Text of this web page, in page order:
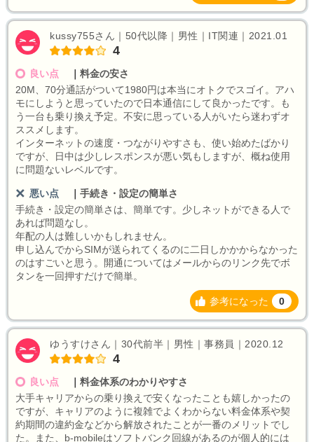
kussy755さん｜50代以降｜男性｜IT関連｜2021.01
4
良い点
料金の安さ
20M、70分通話がついて1980円は本当にオトクでスゴイ。アハ
モにしようと思っていたので日本通信にして良かったです。も
う一台も乗り換え予定。不安に思っている人がいたら迷わずオ
ススメします。
インターネットの速度・つながりやすさも、使い始めたばかり
ですが、日中は少しレスポンスが悪い気もしますが、概ね使用
に問題ないレベルです。
悪い点
手続き・設定の簡単さ
手続き・設定の簡単さは、簡単です。少しネットができる人で
あれば問題なし。
年配の人は難しいかもしれません。
申し込んでからSIMが送られてくるのに二日しかかからなかった
のはすごいと思う。開通についてはメールからのリンク先でボ
タンを一回押すだけで簡単。
参考になった 0
ゆうすけさん｜30代前半｜男性｜事務員｜2020.12
4
良い点
料金体系のわかりやすさ
大手キャリアからの乗り換えで安くなったことも嬉しかったの
ですが、キャリアのように複雑でよくわからない料金体系や契
約期間の違約金などから解放されたことが一番のメリットでし
た。また、b-mobileはソフトバンク回線があるのが個人的には